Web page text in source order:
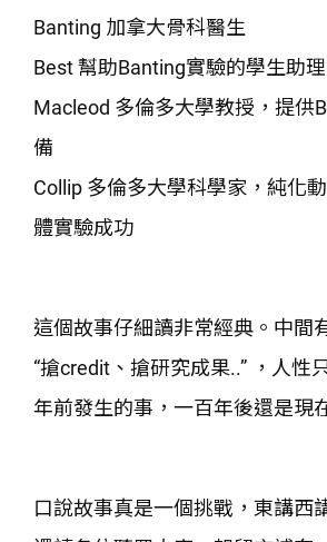
Banting 加拿大骨科醫生
Best 幫助Banting實驗的學生助理
Macleod 多倫多大學教授，提供
備
Collip 多倫多大學科學家，純化
體實驗成功
這個故事仔細讀非常經典。中間
“搶credit、搶研究成果..” ，人性
年前發生的事，一百年後還是現
口說故事真是一個挑戰，東講西